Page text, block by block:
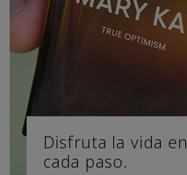
Disfruta la vida en
cada paso.